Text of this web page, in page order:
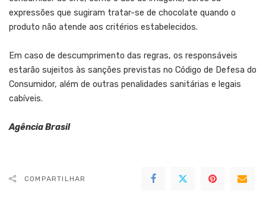
expressões que sugiram tratar-se de chocolate quando o
produto não atende aos critérios estabelecidos.
Em caso de descumprimento das regras, os responsáveis
estarão sujeitos às sanções previstas no Código de Defesa do
Consumidor, além de outras penalidades sanitárias e legais
cabíveis.
Agência Brasil
COMPARTILHAR